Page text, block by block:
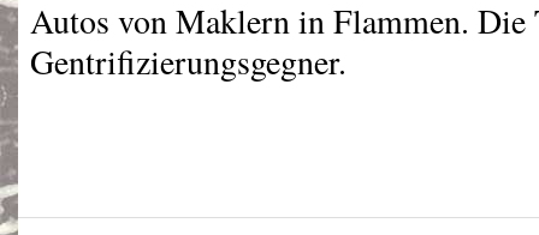
Autos von Maklern in Flammen. Die
Gentrifizierungsgegner.